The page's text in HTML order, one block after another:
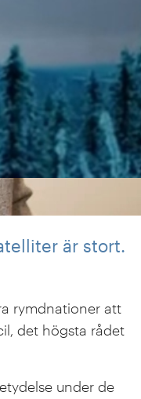
är stort.
rymdnationer att
det högsta rådet
under de